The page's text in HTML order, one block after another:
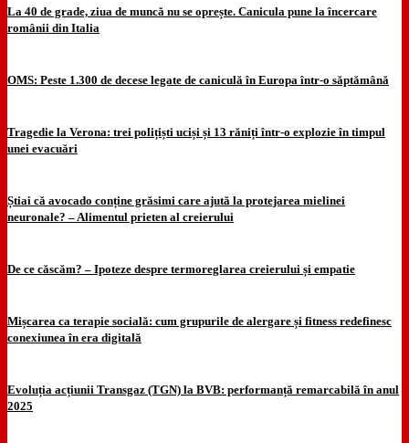
La 40 de grade, ziua de muncă nu se oprește. Canicula pune la încercare
românii din Italia
OMS: Peste 1.300 de decese legate de caniculă în Europa într-o săptămână
Tragedie la Verona: trei polițiști uciși și 13 răniți într-o explozie în timpul
unei evacuări
Știai că avocado conține grăsimi care ajută la protejarea mielinei
neuronale? – Alimentul prieten al creierului
De ce căscăm? – Ipoteze despre termoreglarea creierului și empatie
Mișcarea ca terapie socială: cum grupurile de alergare și fitness redefinesc
conexiunea în era digitală
Evoluția acțiunii Transgaz (TGN) la BVB: performanță remarcabilă în anul
2025